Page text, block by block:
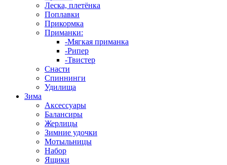
Леска, плетёнка
Поплавки
Прикормка
Приманки:
-Мягкая приманка
-Рипер
-Твистер
Снасти
Спиннинги
Удилища
Зима
Аксессуары
Балансиры
Жерлицы
Зимние удочки
Мотыльницы
Набор
Ящики